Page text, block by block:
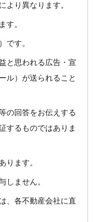
より異なります。
す。
です。
と思われる広告・宣
ル）が送られること
の回答をお伝えする
するものではありま
ります。
しません。
、各不動産会社に直